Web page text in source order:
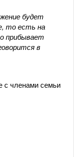
будет
то есть на
прибывает
в
с членами семьи